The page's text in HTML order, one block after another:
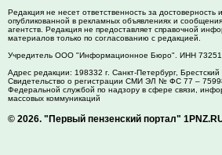
Редакция не несет ответственность за достоверность
опубликованной в рекламных объявлениях и
агентств. Редакция не предоставляет справочной
материалов только по согласованию с редакцией.
Учредитель ООО "Информационное Бюро". ИНН
Адрес редакции: 198332 г. Санкт-Петербург,
Свидетельство о регистрации СМИ ЭЛ № ФС 77 –
Федеральной службой по надзору в сфере связи,
массовых коммуникаций
© 2026. "Первый пензенский портал"